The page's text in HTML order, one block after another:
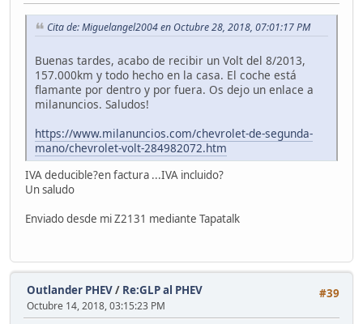
Cita de: Miguelangel2004 en Octubre 28, 2018, 07:01:17 PM
Buenas tardes, acabo de recibir un Volt del 8/2013,
157.000km y todo hecho en la casa. El coche está
flamante por dentro y por fuera. Os dejo un enlace a
milanuncios. Saludos!
https://www.milanuncios.com/chevrolet-de-segunda-
mano/chevrolet-volt-284982072.htm
IVA deducible?en factura ...IVA incluido?
Un saludo
Enviado desde mi Z2131 mediante Tapatalk
#39
Outlander PHEV/ Re:GLP al PHEV
Octubre 14, 2018, 03:15:23 PM